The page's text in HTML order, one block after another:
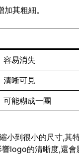
其粗細。
容易消失
清晰可見
可能糊成一團
到很小的尺寸,
logo的清晰度,還